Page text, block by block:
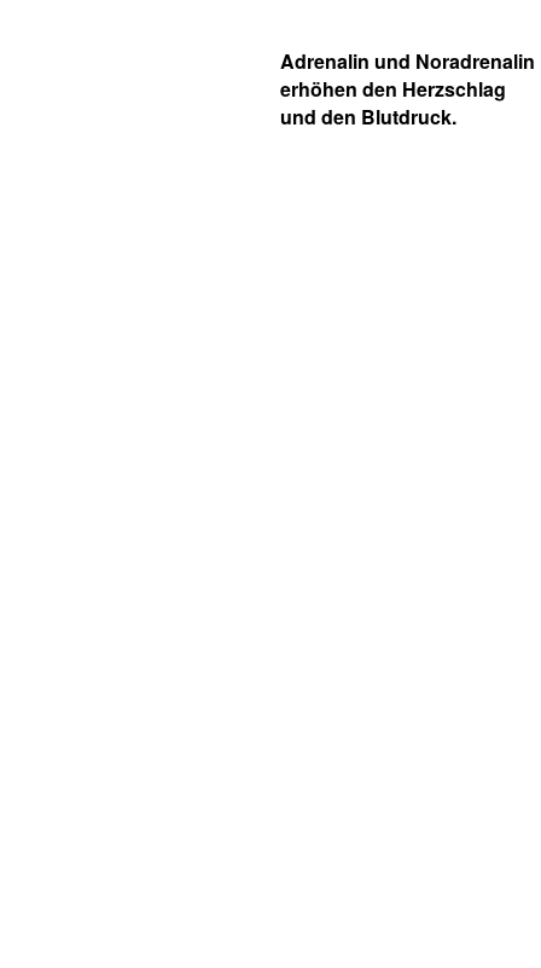
Adrenalin und Noradrenalin
erhöhen den Herzschlag
und den Blutdruck.